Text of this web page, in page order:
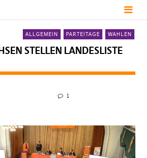
ALLGEMEIN PARTEITAGE WAHLEN
STELLEN LANDESLISTE
1